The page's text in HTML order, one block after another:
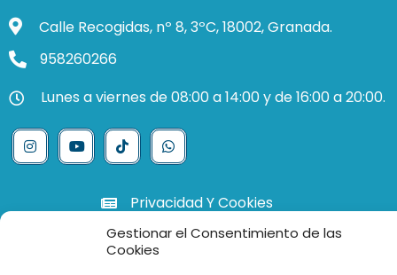
Gestionar el Consentimiento de las
Cookies
Calle Recogidas, nº 8, 3ºC, 18002, Granada.
958260266
Lunes a viernes de 08:00 a 14:00 y de 16:00 a 20:00.
Privacidad Y Cookies
Listado De Precios